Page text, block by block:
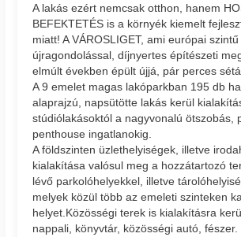
A lakás ezért nemcsak otthon, hanem
BEFEKTETÉS is a környék kiemelt
miatt! A VÁROSLIGET, ami európai szintű
újragondolással, díjnyertes építészeti
elmúlt években épült újjá, pár perces
A 9 emelet magas lakóparkban 195 db
alaprajzú, napsütötte lakás kerül
stúdiólakásoktól a nagyvonalú ötszobás,
penthouse ingatlanokig.
A földszinten üzlethelyiségek, illetve
kialakítása valósul meg a hozzátartozó
lévő parkolóhelyekkel, illetve
melyek közül több az emeleti szinteken
helyet.Közösségi terek is kialakításra
nappali, könyvtár, közösségi autó, fészer.